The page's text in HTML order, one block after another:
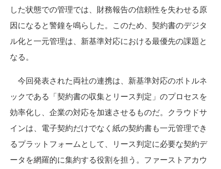
した状態での管理では、財務報告の信頼性を失わせる原
因になると警鐘を鳴らした。このため、契約書のデジタ
ル化と一元管理は、新基準対応における最優先の課題と
なる。
今回発表された両社の連携は、新基準対応のボトルネ
ックである「契約書の収集とリース判定」のプロセスを
効率化し、企業の対応を加速させるものだ。クラウドサ
インは、電子契約だけでなく紙の契約書も一元管理でき
るプラットフォームとして、リース判定に必要な契約デ
ータを網羅的に集約する役割を担う。ファーストアカウ